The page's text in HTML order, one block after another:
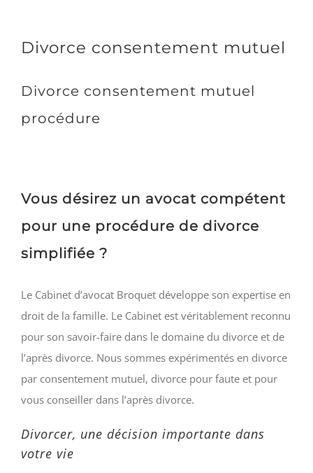
Divorce consentement mutuel
Divorce consentement mutuel
procédure
Vous désirez un avocat compétent
pour une procédure de divorce
simplifiée ?
Le Cabinet d’avocat Broquet développe son expertise en
droit de la famille. Le Cabinet est véritablement reconnu
pour son savoir-faire dans le domaine du divorce et de
l’après divorce. Nous sommes expérimentés en divorce
par consentement mutuel, divorce pour faute et pour
vous conseiller dans l’après divorce.
Divorcer, une décision importante dans
votre vie